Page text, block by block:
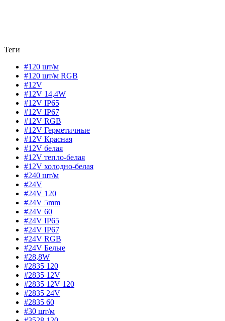
Теги
#120 шт/м
#120 шт/м RGB
#12V
#12V 14,4W
#12V IP65
#12V IP67
#12V RGB
#12V Герметичные
#12V Красная
#12V белая
#12V тепло-белая
#12V холодно-белая
#240 шт/м
#24V
#24V 120
#24V 5mm
#24V 60
#24V IP65
#24V IP67
#24V RGB
#24V Белые
#28,8W
#2835 120
#2835 12V
#2835 12V 120
#2835 24V
#2835 60
#30 шт/м